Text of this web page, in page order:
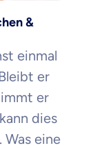
&
einmal
er
er
dies
Was eine